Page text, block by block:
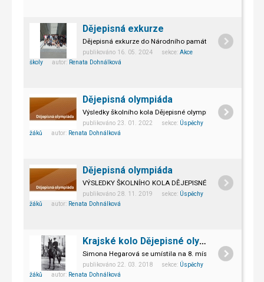
Dějepisná exkurze
Dějepisná exkurze do Národního památníku II. světové
publikováno 16. 05. 2024 sekce: Akce
školy autor: Renata Dohnálková
Dějepisná olympiáda
Výsledky školního kola Dějepisné olympiády
publikováno 23. 01. 2022 sekce: Úspěchy
žáků autor: Renata Dohnálková
Dějepisná olympiáda
VÝSLEDKY ŠKOLNÍHO KOLA DĚJEPISNÉ OLYMPIÁDY
publikováno 28. 11. 2019 sekce: Úspěchy
žáků autor: Renata Dohnálková
Krajské kolo Dějepisné olympiády
Simona Hegarová se umístila na 8. místě v krajském kole
publikováno 22. 03. 2018 sekce: Úspěchy
žáků autor: Renata Dohnálková